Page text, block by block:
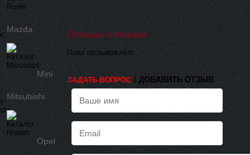
Отзывы о товаре
Пока отзывов нет
ЗАДАТЬ ВОПРОС / ДОБАВИТЬ ОТЗЫВ
Mazda
Mini
Mitsubishi
Opel